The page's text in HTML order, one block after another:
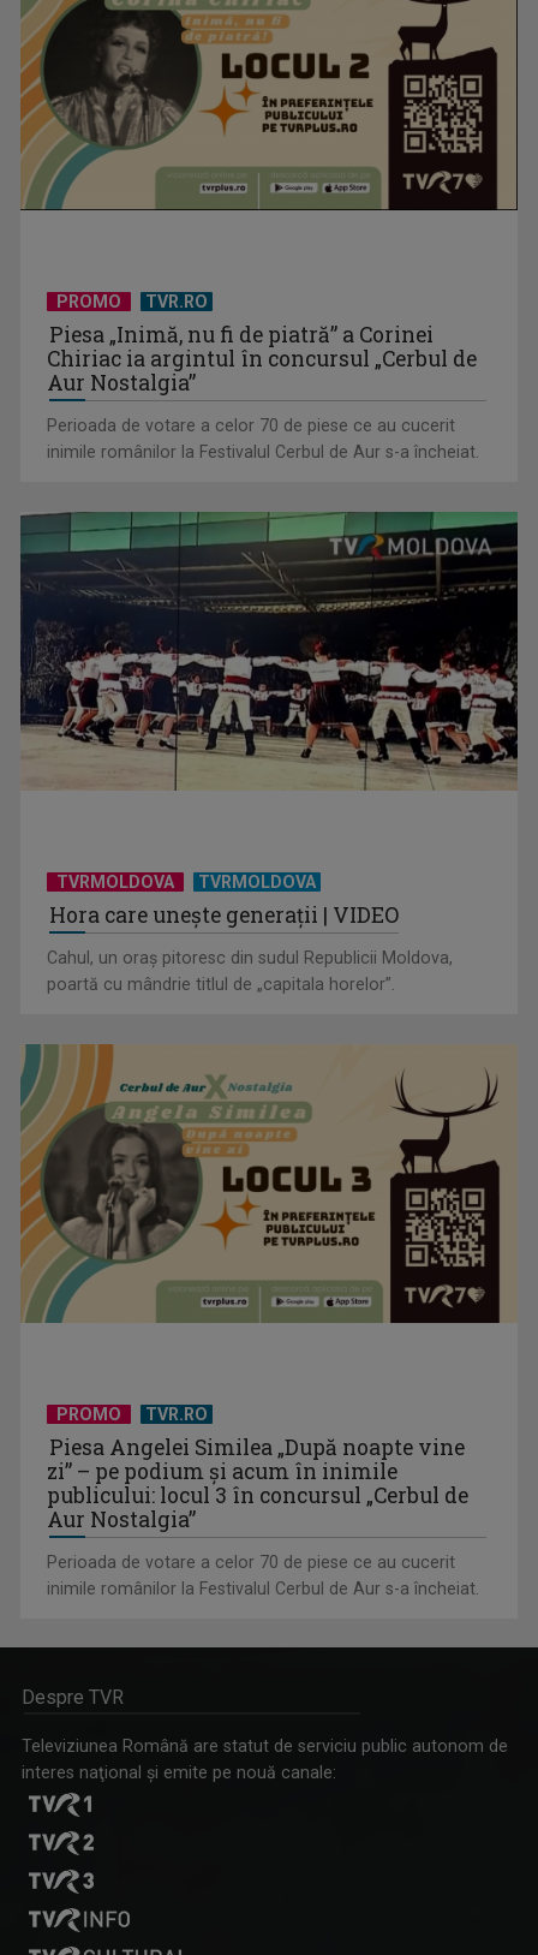
Revelionul TVR Cultural: Concerte legendare, înregistrări
unice, mărturii ...
PROMO TVR.RO
Piesa „Inimă, nu fi de piatră” a Corinei
Chiriac ia argintul în concursul „Cerbul de
Aur Nostalgia”
Perioada de votare a celor 70 de piese ce au cucerit
inimile românilor la Festivalul Cerbul de Aur s-a încheiat.
TVRMOLDOVA TVRMOLDOVA
Hora care unește generații | VIDEO
Cahul, un oraș pitoresc din sudul Republicii Moldova,
poartă cu mândrie titlul de „capitala horelor”.
PROMO TVR.RO
Piesa Angelei Similea „După noapte vine
zi” – pe podium şi acum în inimile
publicului: locul 3 în concursul „Cerbul de
Aur Nostalgia”
Perioada de votare a celor 70 de piese ce au cucerit
inimile românilor la Festivalul Cerbul de Aur s-a încheiat.
Despre TVR
Televiziunea Română are statut de serviciu public autonom de
interes naţional şi emite pe nouă canale: